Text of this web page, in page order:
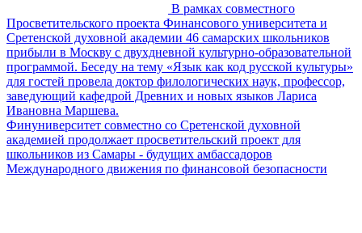
В рамках совместного
Просветительского проекта Финансового университета и
Сретенской духовной академии 46 самарских школьников
прибыли в Москву с двухдневной культурно-образовательной
программой. Беседу на тему «Язык как код русской культуры»
для гостей провела доктор филологических наук, профессор,
заведующий кафедрой Древних и новых языков Лариса
Ивановна Маршева.
Финуниверситет совместно со Сретенской духовной
академией продолжает просветительский проект для
школьников из Самары - будущих амбассадоров
Международного движения по финансовой безопасности